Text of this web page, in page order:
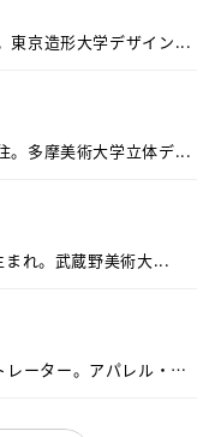
東京造形大学デザイン...
。多摩美術大学立体デ...
れ。武蔵野美術大...
ーター。アパレル・キ